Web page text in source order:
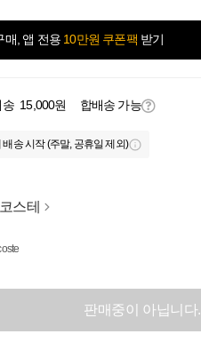
매, 앱 전용 10만원 쿠폰팩 받기
송 15,000원 합배송 가능
배송 시작 (주말, 공휴일 제외)
스테
판매중이 아닙니다.